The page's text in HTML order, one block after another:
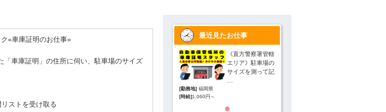
«車庫証明のお仕事»
「車庫証明」の住所に伺い、駐車場のサイズ
ストを受け取る
最近見たお仕事
エリア》駐車場の
《直方警察署管轄
エリア》駐車場の
サイズを測って記
[勤務地] 福岡県
[時給]1,060円～